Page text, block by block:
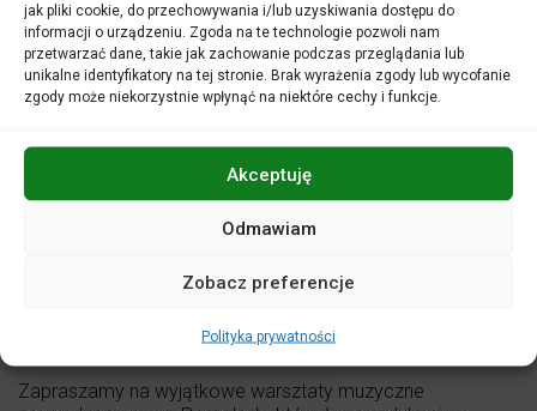
jak pliki cookie, do przechowywania i/lub uzyskiwania dostępu do
informacji o urządzeniu. Zgoda na te technologie pozwoli nam
przetwarzać dane, takie jak zachowanie podczas przeglądania lub
unikalne identyfikatory na tej stronie. Brak wyrażenia zgody lub wycofanie
zgody może niekorzystnie wpłynąć na niektóre cechy i funkcje.
Akceptuję
Odmawiam
Zobacz preferencje
Polityka prywatności
Warsztaty muzyczne Pomelody
Bilety wstępu dotyczą wszystkich uczestników, zarówno
dzieci, jaki i dorosłych. Udział opiekuna w zajęciach jest
ABONAMENTY:
Istnieje możliwości telefonicznego zamówienia i
wykupienia abonamentu – w tym celu osoby
zainteresowane są proszone o kontakt telefoniczny z kasą
kontakt mailowy: kasa@filharmonia.opole.pl
Zapraszamy na wyjątkowe warsztaty muzyczne